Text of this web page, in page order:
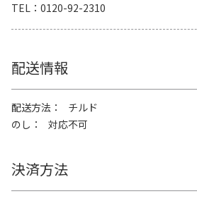
TEL
0120-92-2310
配送情報
配送方法
チルド
のし
対応不可
決済方法